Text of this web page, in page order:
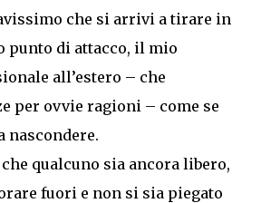
che si arrivi a tirare in
punto di attacco, il mio
all’estero – che
per ovvie ragioni – come se
nascondere.
qualcuno sia ancora libero,
fuori e non si sia piegato